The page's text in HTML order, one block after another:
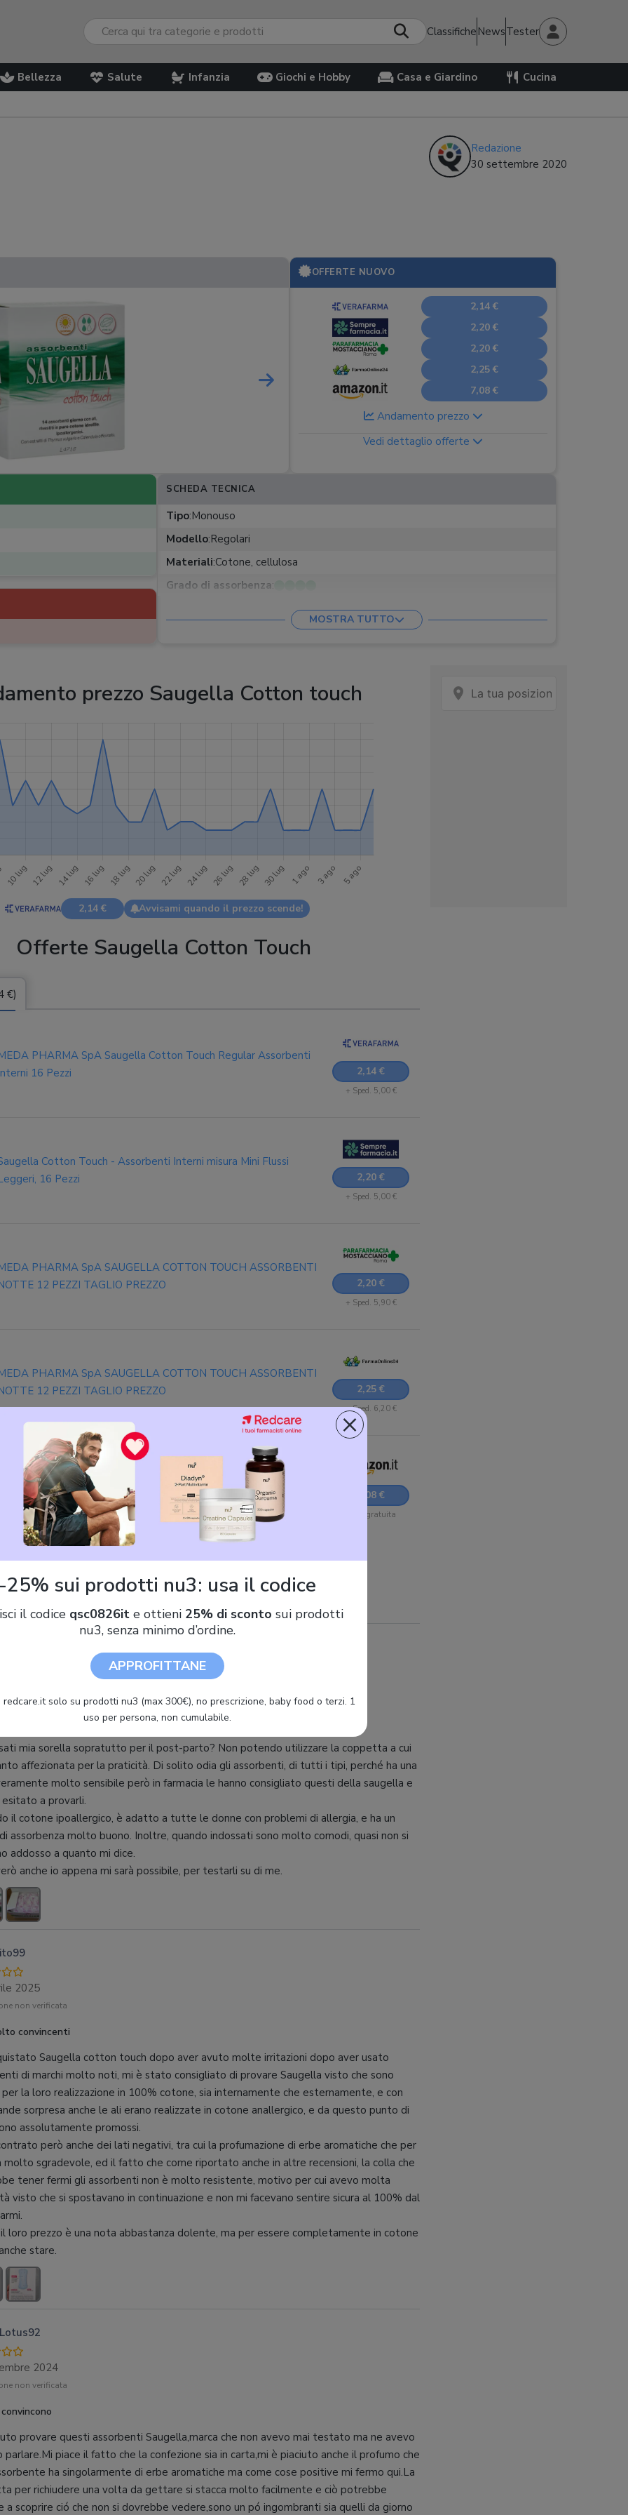
Classifiche NewsTester
Bellezza Salute Infanzia Giochi e Hobby Casa e Giardino Cucina
Redazione
30 settembre 2020
OFFERTE NUOVO
2,14 €
2,20 €
2,20 €
2,25 €
7,08 €
Andamento prezzo
Vedi dettaglio offerte
SCHEDA TECNICA
Tipo:Monouso
Modello:Regolari
Materiali:Cotone, cellulosa
Grado di assorbenza:
MOSTRA TUTTO
prezzo Saugella Cotton touch
2,14 € Avvisami quando il prezzo scende!
Offerte Saugella Cotton Touch
€)
PHARMA SpA Saugella Cotton Touch Regular Assorbenti
16 Pezzi
2,14 €
+ Sped. 5,00 €
Cotton Touch - Assorbenti Interni misura Mini Flussi
16 Pezzi
2,20 €
+ Sped. 5,00 €
PHARMA SpA SAUGELLA COTTON TOUCH ASSORBENTI
12 PEZZI TAGLIO PREZZO
2,20 €
+ Sped. 5,90 €
PHARMA SpA SAUGELLA COTTON TOUCH ASSORBENTI
12 PEZZI TAGLIO PREZZO
2,25 €
+ Sped. 6,20 €
Saugella Assorbenti Interni Normali - 10 gr 7,08 €
Sped. gratuita
utenti Saugella Cotton touch
non verificata
mia sorella sopratutto per il post-parto? Non potendo utilizzare la coppetta a cui
affezionata per la praticità. Di solito odia gli assorbenti, di tutti i tipi, perché ha una
molto sensibile però in farmacia le hanno consigliato questi della saugella e
esitato a provarli.
il cotone ipoallergico, è adatto a tutte le donne con problemi di allergia, e ha un
assorbenza molto buono. Inoltre, quando indossati sono molto comodi, quasi non si
addosso a quanto mi dice.
anche io appena mi sarà possibile, per testarli su di me.
2025
non verificata
convincenti
Saugella cotton touch dopo aver avuto molte irritazioni dopo aver usato
di marchi molto noti, mi è stato consigliato di provare Saugella visto che sono
la loro realizzazione in 100% cotone, sia internamente che esternamente, e con
sorpresa anche le ali erano realizzate in cotone anallergico, e da questo punto di
assolutamente promossi.
però anche dei lati negativi, tra cui la profumazione di erbe aromatiche che per
molto sgradevole, ed il fatto che come riportato anche in altre recensioni, la colla che
tener fermi gli assorbenti non è molto resistente, motivo per cui avevo molta
visto che si spostavano in continuazione e non mi facevano sentire sicura al 100% dal
loro prezzo è una nota abbastanza dolente, ma per essere completamente in cotone
stare.
2024
non verificata
provare questi assorbenti Saugella,marca che non avevo mai testato ma ne avevo
parlare.Mi piace il fatto che la confezione sia in carta,mi è piaciuto anche il profumo che
ha singolarmente di erbe aromatiche ma come cose positive mi fermo qui.La
per richiudere una volta da gettare si stacca molto facilmente e ciò potrebbe
a scoprire ció che non si dovrebbe vedere,sono un pó ingombranti sia quelli da giorno
×
-25% sui prodotti nu3: usa il codice
il codice qsc0826ite ottieni 25% di sconto sui prodotti
nu3, senza minimo d’ordine.
APPROFITTANE
redcare.it solo su prodotti nu3 (max 300€), no prescrizione, baby food o terzi. 1
uso per persona, non cumulabile.